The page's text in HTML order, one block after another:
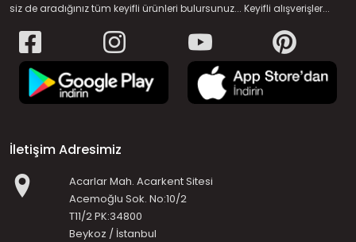
siz de aradığınız tüm keyifli ürünleri bulursunuz... Keyifli alışverişler...
İletişim Adresimiz
Acarlar Mah. Acarkent Sitesi
Acemoğlu Sok. No:10/2
T11/2 PK:34800
Beykoz / İstanbul